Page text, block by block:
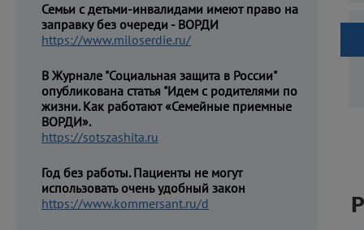
Семьи с детьми-инвалидами имеют право на
заправку без очереди - ВОРДИ
https://www.miloserdie.ru/
В Журнале "Социальная защита в России"
опубликована статья "Идем с родителями по
жизни. Как работают «Семейные приемные
ВОРДИ».
https://sotszashita.ru
Год без работы. Пациенты не могут
использовать очень удобный закон
https://www.kommersant.ru/d